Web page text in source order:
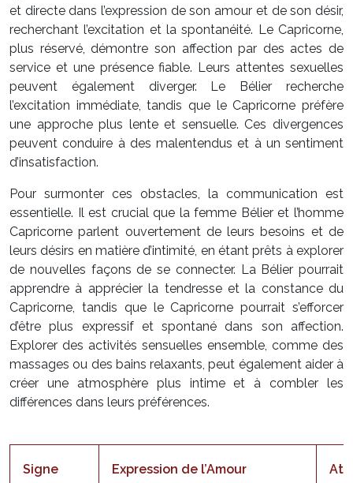
et directe dans l’expression de son amour et de son désir,
recherchant l’excitation et la spontanéité. Le Capricorne,
plus réservé, démontre son affection par des actes de
service et une présence fiable. Leurs attentes sexuelles
peuvent également diverger. Le Bélier recherche
l’excitation immédiate, tandis que le Capricorne préfère
une approche plus lente et sensuelle. Ces divergences
peuvent conduire à des malentendus et à un sentiment
d’insatisfaction.
Pour surmonter ces obstacles, la communication est
essentielle. Il est crucial que la femme Bélier et l’homme
Capricorne parlent ouvertement de leurs besoins et de
leurs désirs en matière d’intimité, en étant prêts à explorer
de nouvelles façons de se connecter. La Bélier pourrait
apprendre à apprécier la tendresse et la constance du
Capricorne, tandis que le Capricorne pourrait s’efforcer
d’être plus expressif et spontané dans son affection.
Explorer des activités sensuelles ensemble, comme des
massages ou des bains relaxants, peut également aider à
créer une atmosphère plus intime et à combler les
différences dans leurs préférences.
Signe Expression de l’Amour